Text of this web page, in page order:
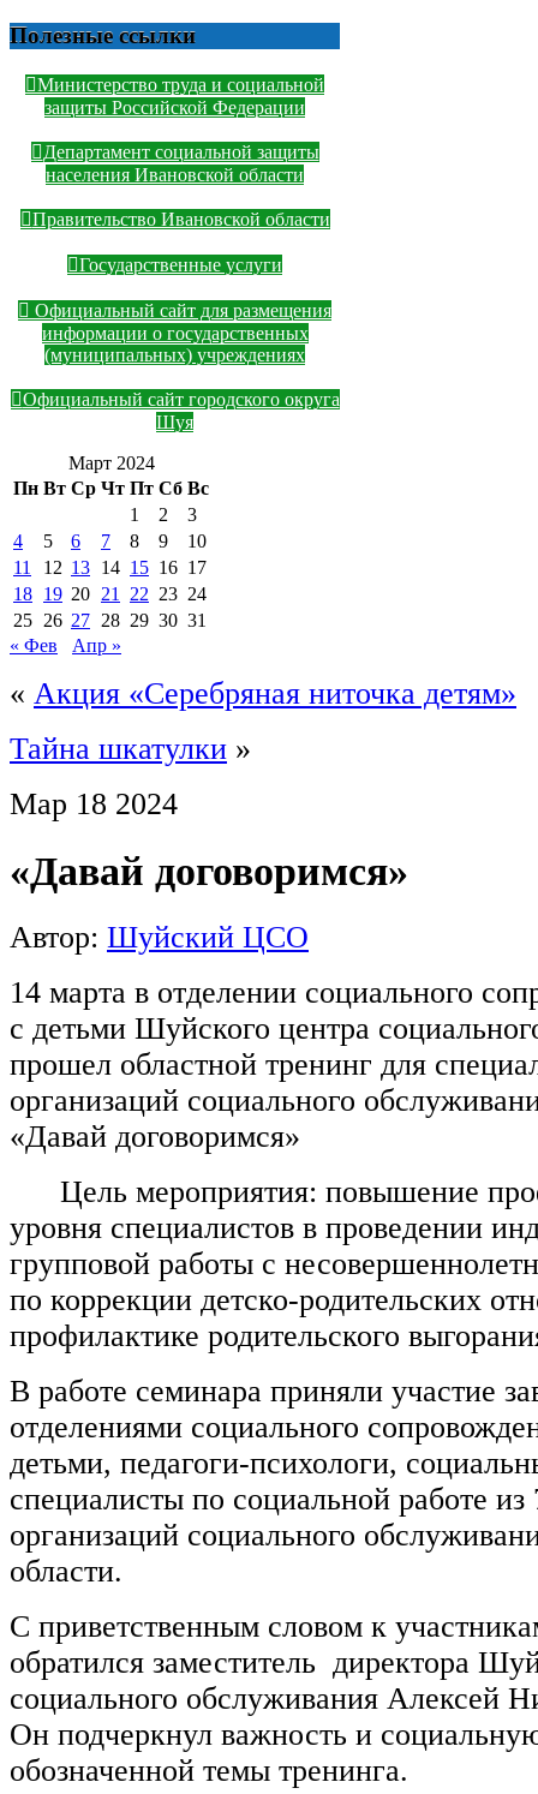
Полезные ссылки
Министерство труда и социальной
защиты Российской Федерации
Департамент социальной защиты
населения Ивановской области
Правительство Ивановской области
Государственные услуги
Официальный сайт для размещения
информации о государственных
(муниципальных) учреждениях
Официальный сайт городского округа
Шуя
Март 2024
Пн Вт Ср Чт Пт Сб Вс
1
2
3
4
5 6 7 8 9
10
11
12 13 14 15 16 17
18 19 20 21 22 23 24
25 26 27 28 29 30 31
« Фев
Апр »
« Акция «Серебряная ниточка детям»
Тайна шкатулки »
Мар 18 2024
«Давай договоримся»
Автор: Шуйский ЦСО
14 марта в отделении социального
с детьми Шуйского центра
прошел областной тренинг для
организаций социального
«Давай договоримся»
Цель мероприятия: повышение
уровня специалистов в проведении
групповой работы с
по коррекции детско-родительских
профилактике родительского
В работе семинара приняли участие
отделениями социального
детьми, педагоги-психологи,
специалисты по социальной работе
организаций социального
области.
С приветственным словом к
обратился заместитель директора
социального обслуживания Алексей
Он подчеркнул важность и
обозначенной темы тренинга.